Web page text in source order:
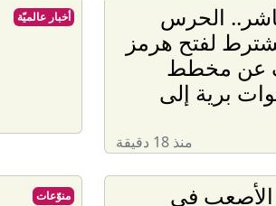
الحرس
لفتح هرمز
عن مخطط
برية إلى
منذ 18 دقيقة
أخبار عالميّة
الأصعب في
منوّعات